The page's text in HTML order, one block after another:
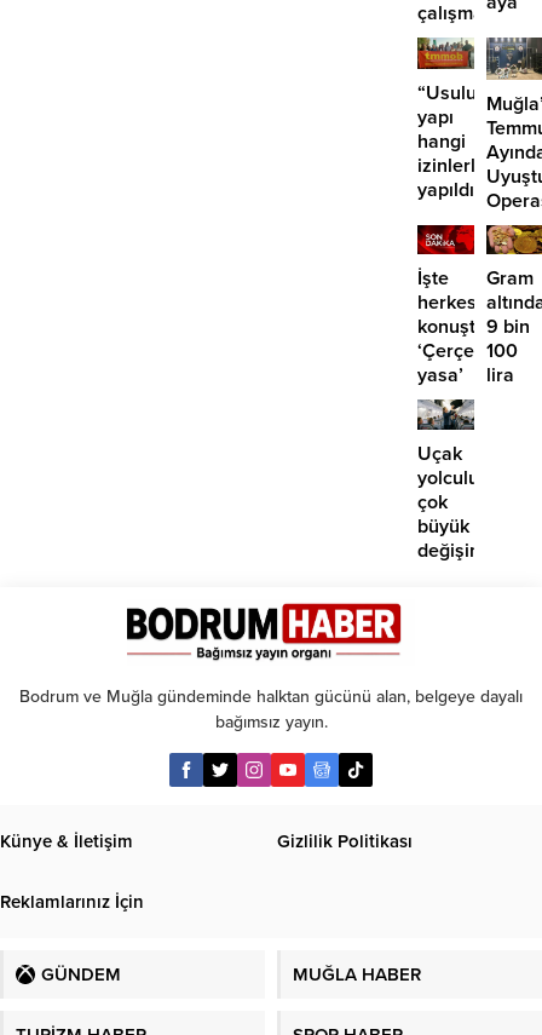
çalışma
iddiası
taksit
“Usuluk’taki
yapı
hangi
izinlerle
yapıldı?”
29
İşte
herkesin
konuştuğu
‘Çerçeve
yasa’
kanun
teklifi
Gram
9 bin
100
lira
Uçak
çok
büyük
değişim:
Bodrum ve Muğla gündeminde halktan gücünü alan, belgeye dayalı
bağımsız yayın.
Künye & İletişim Gizlilik Politikası
Reklamlarınız İçin
GÜNDEM MUĞLA HABER